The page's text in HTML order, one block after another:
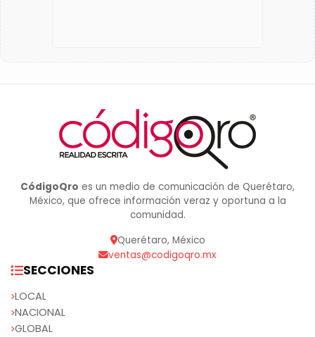
CódigoQro es un medio de comunicación de Querétaro,
México, que ofrece información veraz y oportuna a la
comunidad.
Querétaro, México
ventas@codigoqro.mx
SECCIONES
LOCAL
NACIONAL
GLOBAL